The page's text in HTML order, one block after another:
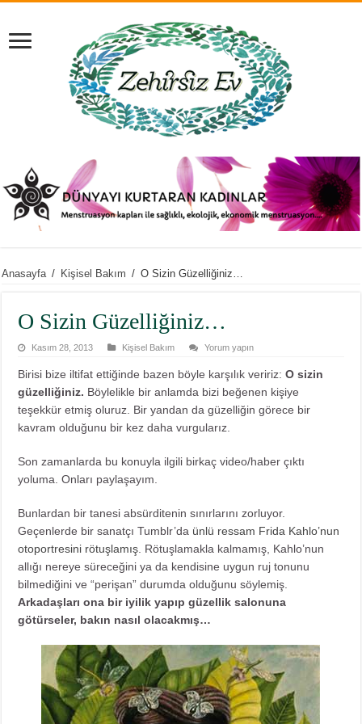
Anasayfa / Kişisel Bakım / O Sizin Güzelliğiniz…
O Sizin Güzelliğiniz…
Kasım 28, 2013 Kişisel Bakım Yorum yapın
Birisi bize iltifat ettiğinde bazen böyle karşılık veririz:O sizin
güzelliğiniz. Böylelikle bir anlamda bizi beğenen kişiye
teşekkür etmiş oluruz. Bir yandan da güzelliğin görece bir
kavram olduğunu bir kez daha vurgularız.
Son zamanlarda bu konuyla ilgili birkaç video/haber çıktı
yoluma. Onları paylaşayım.
Bunlardan bir tanesi absürditenin sınırlarını zorluyor.
Geçenlerde bir sanatçı Tumblr’da ünlü ressam Frida Kahlo’nun
otoportresini rötuşlamış . Rötuşlamakla kalmamış, Kahlo’nun
allığı nereye süreceğini ya da kendisine uygun ruj tonunu
bilmediğini ve “perişan” durumda olduğunu söylemiş.
Arkadaşları ona bir iyilik yapıp güzellik salonuna
götürseler, bakın nasıl olacakmış…